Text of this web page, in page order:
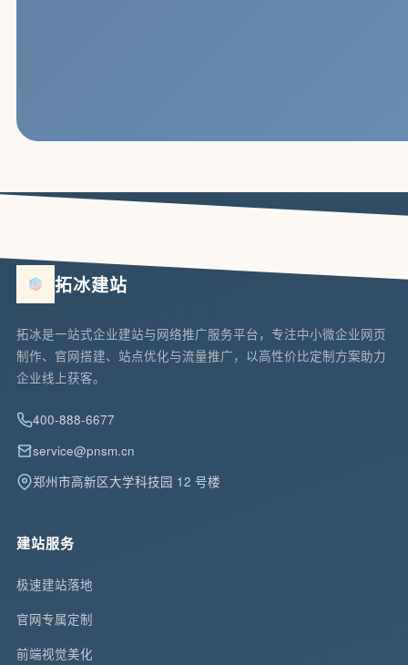
拓冰建站
拓冰是一站式企业建站与网络推广服务平台，专注中小微企业网页
制作、官网搭建、站点优化与流量推广，以高性价比定制方案助力
企业线上获客。
400-888-6677
service@pnsm.cn
郑州市高新区大学科技园 12 号楼
建站服务
极速建站落地
官网专属定制
前端视觉美化